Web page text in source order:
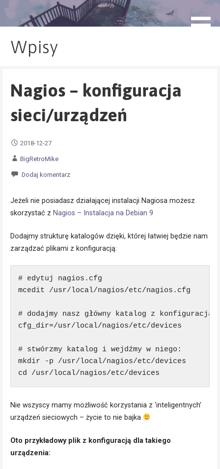
blog.monogatari.pl
Wpisy
Nagios – konfiguracja
sieci/urządzeń
2018-12-27
BigRetroMike
Dodaj komentarz
Jeżeli nie posiadasz działającej instalacji Nagiosa możesz
skorzystać z Nagios – Instalacja na Debian 9
Dodajmy strukturę katalogów dzięki, której łatwiej będzie nam
zarządzać plikami z konfiguracją:
# edytuj nagios.cfg
mcedit /usr/local/nagios/etc/nagios.cfg
# dodajmy nasz główny katalog z
cfg_dir=/usr/local/nagios/etc/devices
# stwórzmy katalog i wejdźmy w niego:
mkdir -p /usr/local/nagios/etc/devices
Nie wszyscy mamy możliwość korzystania z 'inteligentnych’
urządzeń sieciowych – życie to nie bajka
Oto przykładowy plik z konfiguracją dla takiego
urządzenia: